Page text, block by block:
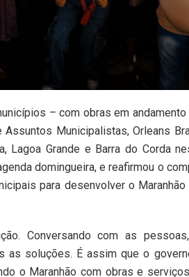
– com obras em
Municipalistas, Orleans
Lagoa Grande e Barra do Corda
domingueira, e reafirmou o
para desenvolver o
Conversando com as
as soluções. É assim que o
o Maranhão com obras e